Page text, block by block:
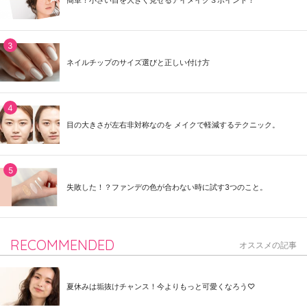
ネイルチップのサイズ選びと正しい付け方
目の大きさが左右非対称なのを メイクで軽減するテクニック。
失敗した！？ファンデの色が合わない時に試す3つのこと。
RECOMMENDED オススメの記事
夏休みは垢抜けチャンス！今よりもっと可愛くなろう♡